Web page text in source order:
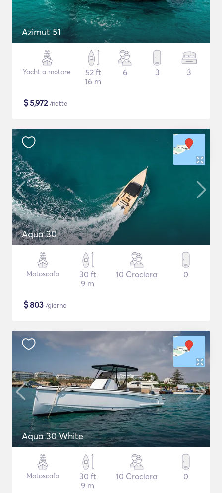
Azimut 51
Yacht a motore
52 ft
16 m
6 3 3
$5,972/notte
Aqua 30
Motoscafo
30 ft
9 m
10 Crociera 0
$803 /giorno
Aqua 30 White
Motoscafo
30 ft
9 m
10 Crociera 0